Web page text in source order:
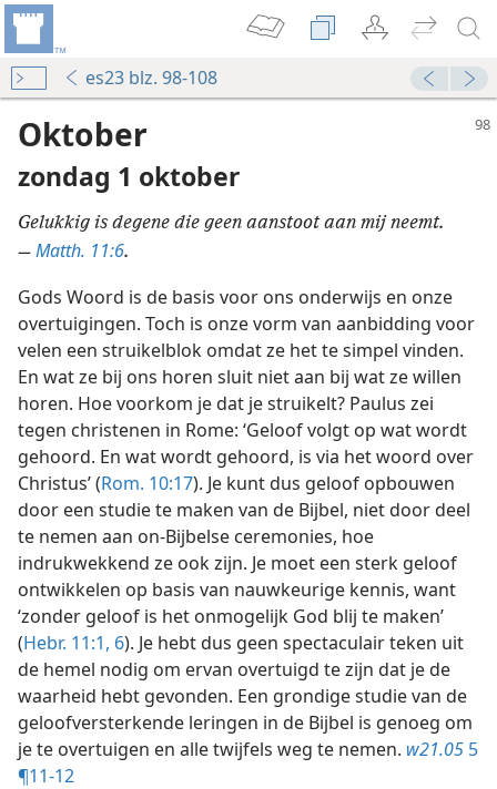
es23 blz. 98-108
Oktober
zondag 1 oktober
Gelukkig is degene die geen aanstoot aan mij neemt.
— Matth. 11:6.
Gods Woord is de basis voor ons onderwijs en onze
overtuigingen. Toch is onze vorm van aanbidding voor
velen een struikelblok omdat ze het te simpel vinden.
En wat ze bij ons horen sluit niet aan bij wat ze willen
horen. Hoe voorkom je dat je struikelt? Paulus zei
tegen christenen in Rome: ‘Geloof volgt op wat wordt
gehoord. En wat wordt gehoord, is via het woord over
Christus’ (Rom. 10:17). Je kunt dus geloof opbouwen
door een studie te maken van de Bijbel, niet door deel
te nemen aan on-Bijbelse ceremonies, hoe
indrukwekkend ze ook zijn. Je moet een sterk geloof
ontwikkelen op basis van nauwkeurige kennis, want
‘zonder geloof is het onmogelijk God blij te maken’
(Hebr. 11:1, 6). Je hebt dus geen spectaculair teken uit
de hemel nodig om ervan overtuigd te zijn dat je de
waarheid hebt gevonden. Een grondige studie van de
geloofversterkende leringen in de Bijbel is genoeg om
je te overtuigen en alle twijfels weg te nemen. w21.05 5
¶11-12